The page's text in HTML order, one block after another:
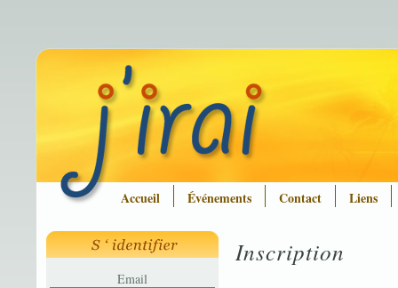
Accueil Événements Contact Liens
Inscription
Email